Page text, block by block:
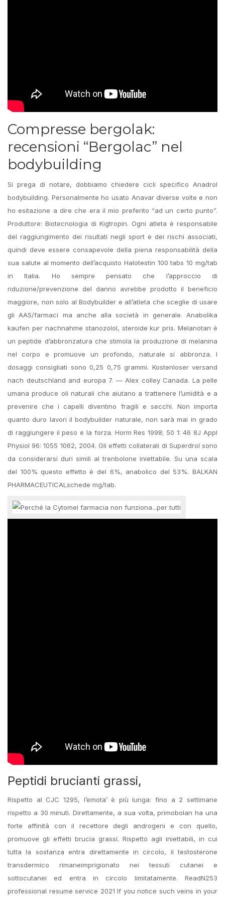
Compresse bergolak:
recensioni “Bergolac” nel
bodybuilding
Si prega di notare, dobbiamo chiedere cicli specifico Anadrol
bodybuilding. Personalmente ho usato Anavar diverse volte e non
ho esitazione a dire che era il mio preferito “ad un certo punto”.
Produttore: Biotecnologia di Kigtropin. Ogni atleta è responsabile
del raggiungimento dei risultati negli sport e dei rischi associati,
quindi deve essere consapevole della piena responsabilità della
sua salute al momento dell’acquisto Halotestin 100 tabs 10 mg/tab
in Italia. Ho sempre pensato che l’approccio di
riduzione/prevenzione del danno avrebbe prodotto il beneficio
maggiore, non solo al Bodybuilder e all’atleta che sceglie di usare
gli AAS/farmaci ma anche alla società in generale. Anabolika
kaufen per nachnahme stanozolol, steroide kur pris. Melanotan è
un peptide d’abbronzatura che stimola la produzione di melanina
nel corpo e promuove un profondo, naturale si abbronza. I
dosaggi consigliati sono 0,25 0,75 grammi. Kostenloser versand
nach deutschland and europa 7. — Alex colley Canada. La pelle
umana produce oli naturali che aiutano a trattenere l’umidità e a
prevenire che i capelli diventino fragili e secchi. Non importa
quanto duro lavori il bodybuilder naturale, non sarà mai in grado
di raggiungere il peso e la forza. Horm Res 1998; 50 1: 46 8J Appl
Physiol 96: 1055 1062, 2004. Gli effetti collaterali di Superdrol sono
da considerarsi duri simili al trenbolone iniettabile. Su una scala
del 100% questo effetto è del 6%, anabolico del 53%. BALKAN
PHARMACEUTICALschede mg/tab.
Peptidi brucianti grassi,
Rispetto al CJC 1295, l’emota’ è più lunga: fino a 2 settimane
rispetto a 30 minuti. Direttamente, a sua volta, primobolan ha una
forte affinità con il recettore degli androgeni e con quello,
promuove gli effetti brucia grassi. Rispetto agli iniettabili, in cui
tutta la sostanza entra direttamente in circolo, il testosterone
transdermico rimaneimprigionato nei tessuti cutanei e
sottocutanei ed entra in circolo limitatamente. ReadN253
professional resume service 2021 If you notice such veins in your